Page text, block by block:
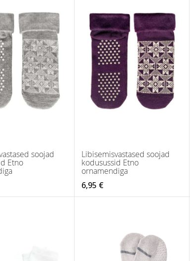
soojad
Etno
Libisemisvastased soojad
kodusussid Etno
ornamendiga
6,95 €